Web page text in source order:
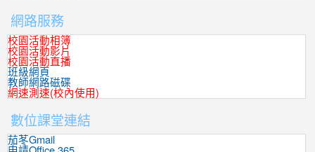
網路服務
校園活動相簿
校園活動影片
校園活動直播
班級網頁
教師網路磁碟
網速測速(校內使用)
數位課堂連結
茄苳Gmail